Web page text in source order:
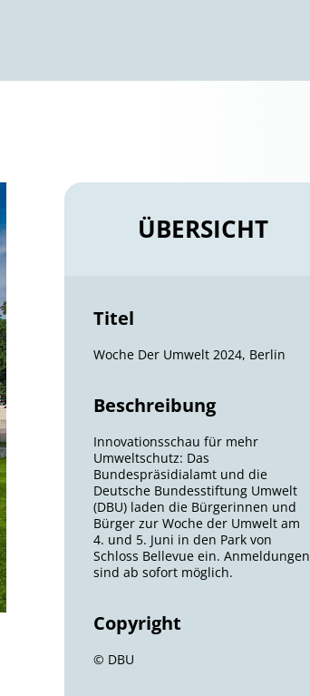
ÜBERSICHT
Titel
Woche Der Umwelt 2024, Berlin
Beschreibung
Innovationsschau für mehr
Umweltschutz: Das
Bundespräsidialamt und die
Deutsche Bundesstiftung Umwelt
(DBU) laden die Bürgerinnen und
Bürger zur Woche der Umwelt am
4. und 5. Juni in den Park von
Schloss Bellevue ein. Anmeldungen
sind ab sofort möglich.
Copyright
© DBU